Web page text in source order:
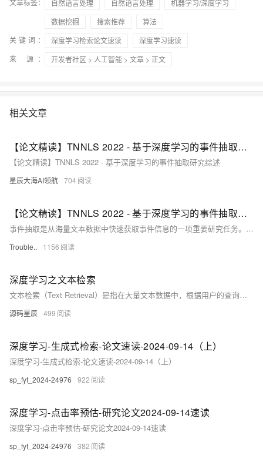
文章标签： 自然语言处理 自然语言处理
机器学习/深度学习
数据挖掘
搜索推荐
算法
关键词：
深度学习检索论文速读
深度学习速读
来 源：
开发者社区 > 人工智能 > 文章 > 正文
相关文章
【论文精读】TNNLS 2022 - 基于深度学习的事件抽取研究综述
【论文精读】TNNLS 2022 - 基于深度学习的事件抽取研究综述
星辰大海AI领航 704
【论文精读】TNNLS 2022 - 基于深度学习的事件抽取研究综述
事件抽取是从海量文本数据中快速获取事件信息的一项重要研究任务。随着深度学习的快速发展，基于深度学习技术的事件抽取已成为研究热点。文献中提出了许多方法、数据集和评估指标，这增加全面更新调研的需求。
Trouble.. 1156
深度学习之文本检索
文本检索（Text Retrieval）是指在大量文本数据中，根据用户的查询文本找到相关文档。基于深度学习的方法通过提取文本的高层次语义特征，实现了高效和准确的文本检索。
源码星辰 499
深度学习-生成式检索-论文速读-2024-09-14（上）
深度学习-生成式检索-论文速读-2024-09-14（上）
sp_fyf_2024-24976 922
深度学习-点击率预估-研究论文2024-09-14速读
深度学习-点击率预估-研究论文2024-09-14速读
sp_fyf_2024-24976 382